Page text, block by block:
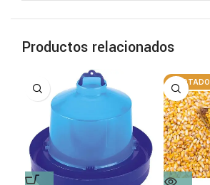
Productos relacionados
AGOTADO